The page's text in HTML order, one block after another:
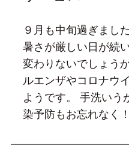
９月も中旬過ぎまし
暑さが厳しい日が続
変わりないでしょう
ルエンザやコロナウ
ようです。 手洗いう
染予防もお忘れなく